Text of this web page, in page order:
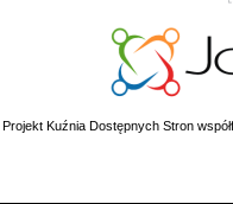
Projekt Kuźnia Dostępnych Stron